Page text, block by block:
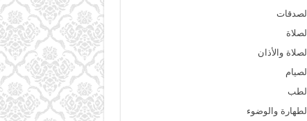
الصدقات
الصلاة
الصلاة والأذان
الصيام
الطب
الطهارة والوضوء